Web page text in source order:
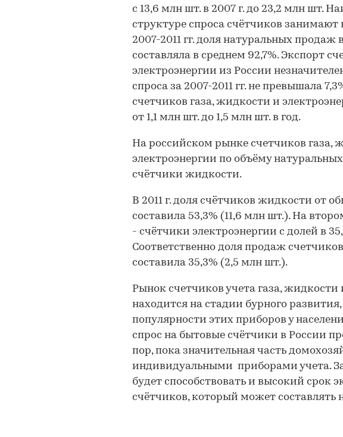
с 13,6 млн шт. в 2007 г. до 23,2 млн шт.
структуре спроса счётчиков
2007-2011 гг. доля натуральных продаж
составляла в среднем 92,7%. Экспорт
электроэнергии из России
спроса за 2007-2011 гг. не превышала
счетчиков газа, жидкости и
от 1,1 млн шт. до 1,5 млн шт. в год.
На российском рынке счетчиков газа,
электроэнергии по объёму
счётчики жидкости.
В 2011 г. доля счётчиков жидкости от
составила 53,3% (11,6 млн шт.). На
- счётчики электроэнергии с долей в
Соответственно доля продаж счетчиков
составила 35,3% (2,5 млн шт.).
Рынок счетчиков учета газа, жидкости
находится на стадии бурного
популярности этих приборов у
спрос на бытовые счётчики в России
пор, пока значительная часть
индивидуальными приборами учета.
будет способствовать и высокий срок
счётчиков, который может составлять